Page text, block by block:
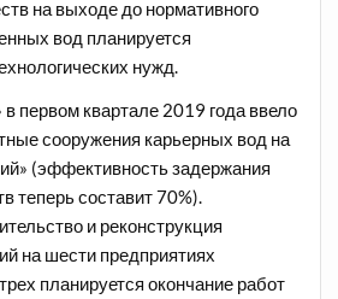
на выходе до нормативного
вод планируется
нужд.
первом квартале 2019 года ввело
сооружения карьерных вод на
(эффективность задержания
теперь составит 70%).
и реконструкция
на шести предприятиях
планируется окончание работ